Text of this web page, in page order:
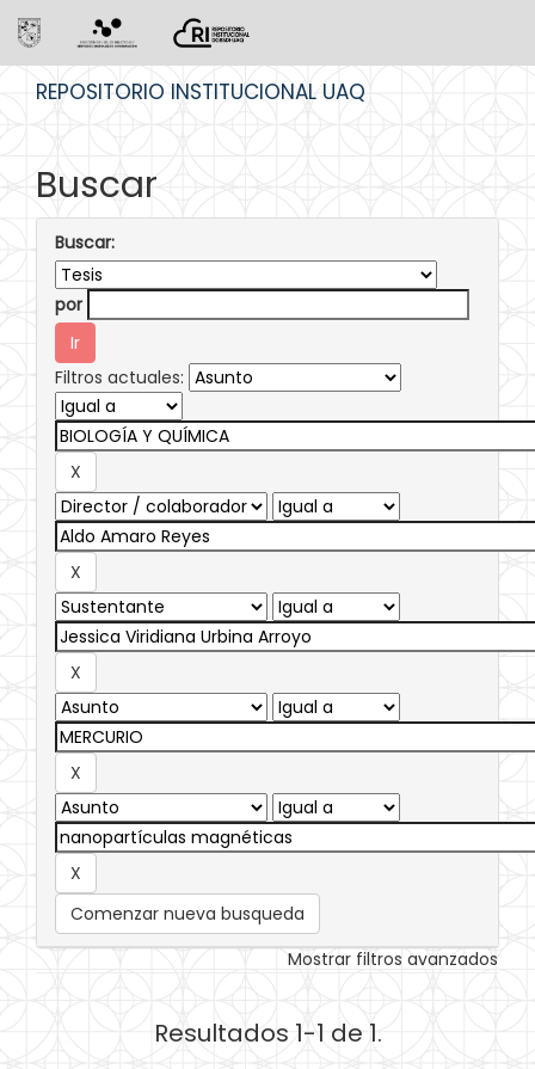
REPOSITORIO INSTITUCIONAL UAQ
Buscar
Buscar:
por
Filtros actuales:
Comenzar nueva busqueda
Mostrar filtros avanzados
Resultados 1-1 de 1.